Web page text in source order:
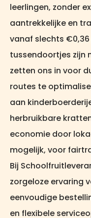
leerlingen, zonder
aantrekkelijke en
vanaf slechts
tussendoortjes zijn
zetten ons in voor
routes te
aan
herbruikbare
economie door
mogelijk, voor
Bij
zorgeloze ervaring
eenvoudige
en flexibele